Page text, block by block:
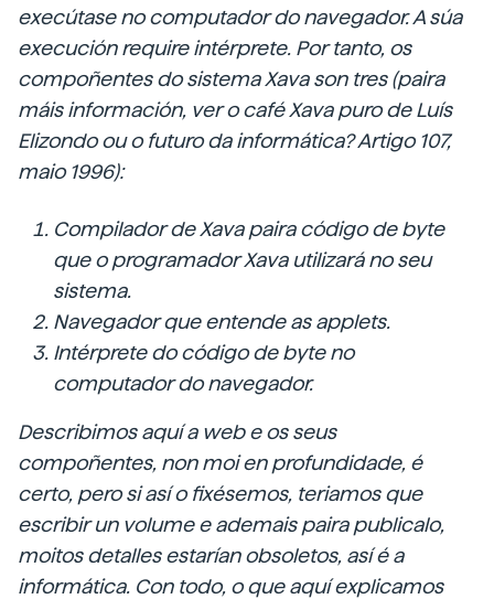
execútase no computador do navegador. A súa
execución require intérprete. Por tanto, os
compoñentes do sistema Xava son tres (paira
máis información, ver o caféXava puro de Luís
Elizondo ou o futuro da informática? Artigo107,
maio 1996):
Compilador de Xava paira código de byte
que o programador Xava utilizará no seu
sistema.
Navegador que entende as applets.
Intérprete do código de byte no
computador do navegador.
Describimos aquí a web e os seus
compoñentes, non moi en profundidade, é
certo, pero si así o fixésemos, teriamos que
escribir un volume e ademais paira publicalo,
moitos detalles estarían obsoletos, así é a
informática. Con todo, o que aquí explicamos